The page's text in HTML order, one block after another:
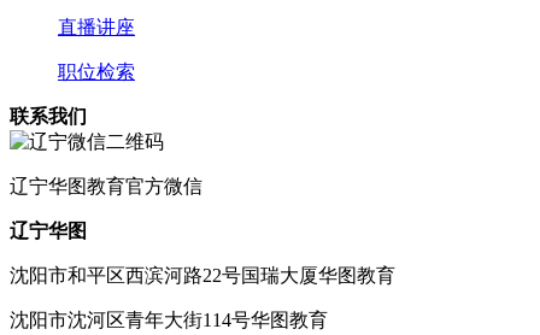
直播讲座
职位检索
联系我们
辽宁华图教育官方微信
辽宁华图
沈阳市和平区西滨河路22号国瑞大厦华图教育
沈阳市沈河区青年大街114号华图教育